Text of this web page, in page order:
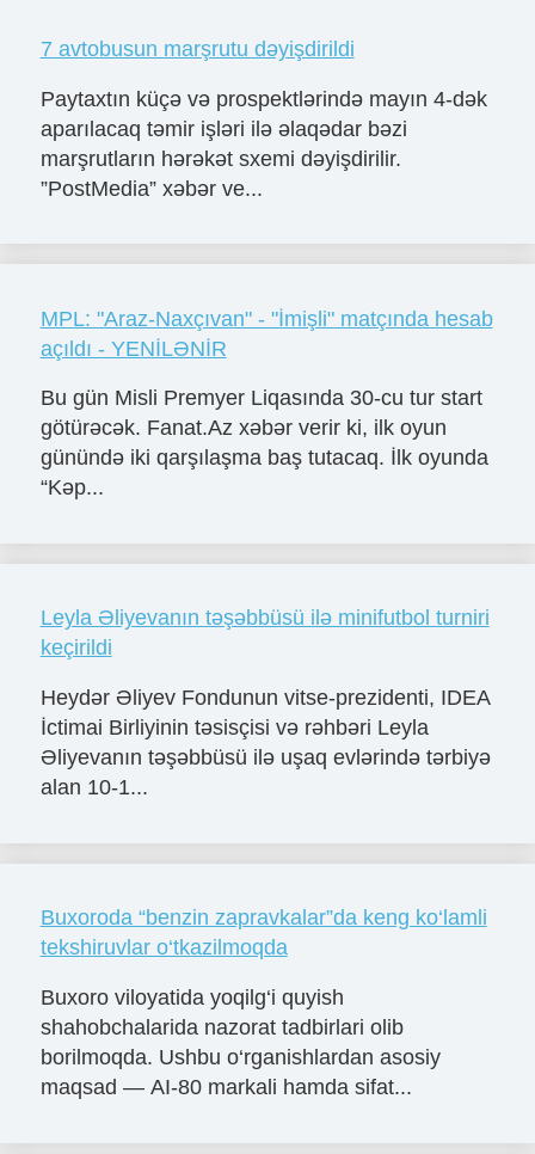
7 avtobusun marşrutu dəyişdirildi
Paytaxtın küçə və prospektlərində mayın 4-dək
aparılacaq təmir işləri ilə əlaqədar bəzi
marşrutların hərəkət sxemi dəyişdirilir.
”PostMedia” xəbər ve...
MPL: "Araz-Naxçıvan" - "İmişli" matçında hesab
açıldı - YENİLƏNİR
Bu gün Misli Premyer Liqasında 30-cu tur start
götürəcək. Fanat.Az xəbər verir ki, ilk oyun
günündə iki qarşılaşma baş tutacaq. İlk oyunda
“Kəp...
Leyla Əliyevanın təşəbbüsü ilə minifutbol turniri
keçirildi
Heydər Əliyev Fondunun vitse-prezidenti, IDEA
İctimai Birliyinin təsisçisi və rəhbəri Leyla
Əliyevanın təşəbbüsü ilə uşaq evlərində tərbiyə
alan 10-1...
Buxoroda “benzin zapravkalar”da keng ko‘lamli
tekshiruvlar o‘tkazilmoqda
Buxoro viloyatida yoqilg‘i quyish
shahobchalarida nazorat tadbirlari olib
borilmoqda. Ushbu o‘rganishlardan asosiy
maqsad — AI-80 markali hamda sifat...